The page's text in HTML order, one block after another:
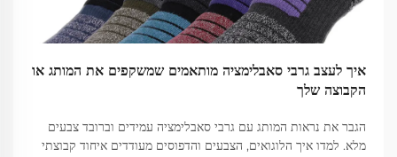
איך לעצב גרבי סאבלימציה מותאמים שמשקפים את המותג או
הקבוצה שלך
הגבר את נראות המותג עם גרבי סאבלימציה עמידים וברובד צבעים
מלא. למדו איך הלוגואים, הצבעים והדפוסים מעודדים איחוד קבוצתי